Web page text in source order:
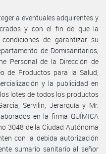
a eventuales adquirentes y
y con el fin de que la
de garantizar su
de Domisanitarios,
Personal de la Dirección de
de Productos para la Salud,
y la publicidad en
lotes de todos los productos
Servilin, Jerarquía y Mr.
en la firma QUÍMICA
3048 de la Ciudad Autónoma
con la debida autorización
sumario sanitario al señor